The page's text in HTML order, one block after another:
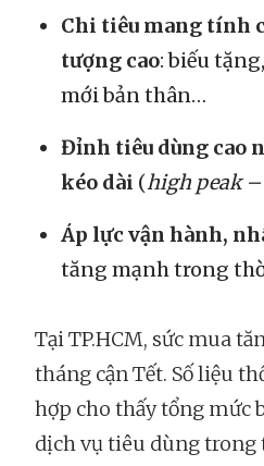
Chi tiêu mang tính
tượng cao: biếu
mới bản thân…
Đỉnh tiêu dùng cao
kéo dài (high peak –
Áp lực vận hành,
tăng mạnh trong
Tại TP.HCM, sức mua
tháng cận Tết. Số liệu
hợp cho thấy tổng mức
dịch vụ tiêu dùng trong